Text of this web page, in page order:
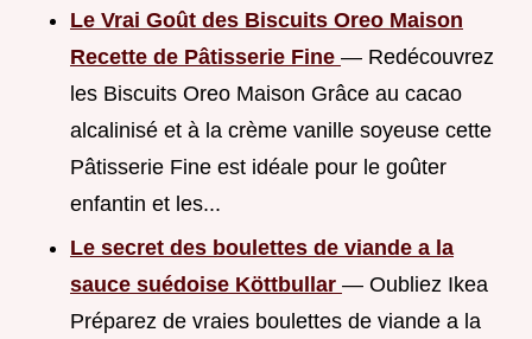
Le Vrai Goût des Biscuits Oreo Maison
Recette de Pâtisserie Fine — Redécouvrez
les Biscuits Oreo Maison Grâce au cacao
alcalinisé et à la crème vanille soyeuse cette
Pâtisserie Fine est idéale pour le goûter
enfantin et les...
Le secret des boulettes de viande a la
sauce suédoise Köttbullar — Oubliez Ikea
Préparez de vraies boulettes de viande a la